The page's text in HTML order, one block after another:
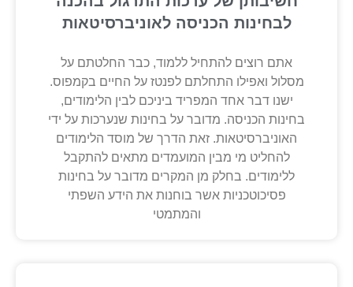
לבחינות הכניסה לאוניברסיטאות
אתם רוצים להתחיל ללמוד, כבר החלטתם על
מסלול ואפילו התחלתם לפנטז על החיים בקמפוס.
ישנו דבר אחד המפריד ביניכם לבין הלימודים,
בחינות הכניסה. מדובר על בחינות שנערכות על ידי
האוניברסיטאות. זאת הדרך של מוסד הלימודים
להחליט מי מבין המועמדים מתאים להתקבל
ללימודים. בחלק מן המקרים מדובר על בחינות
פסיכוטכניות אשר בוחנות את הידע השפתי
והמתמטי